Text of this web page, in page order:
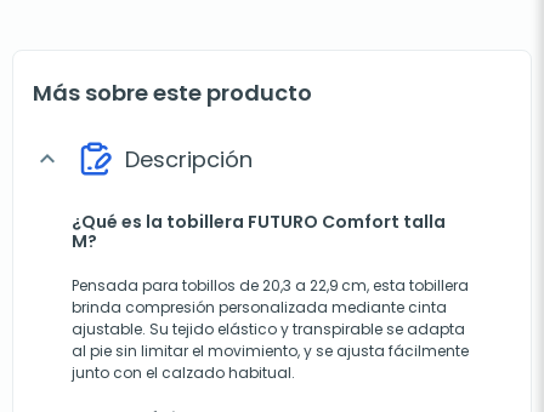
Más sobre este producto
expand_more Descripción
¿Qué es la tobillera FUTURO Comfort talla
M?
Pensada para tobillos de 20,3 a 22,9 cm, esta tobillera
brinda compresión personalizada mediante cinta
ajustable. Su tejido elástico y transpirable se adapta
al pie sin limitar el movimiento, y se ajusta fácilmente
junto con el calzado habitual.